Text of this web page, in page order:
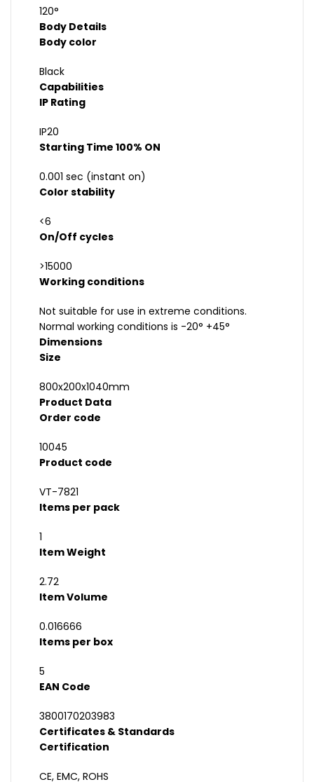
120°
Body Details
Body color
Black
Capabilities
IP Rating
IP20
Starting Time 100% ON
0.001 sec (instant on)
Color stability
<6
On/Off cycles
>15000
Working conditions
Not suitable for use in extreme conditions.
Normal working conditions is -20° +45°
Dimensions
Size
800x200x1040mm
Product Data
Order code
10045
Product code
VT-7821
Items per pack
1
Item Weight
2.72
Item Volume
0.016666
Items per box
5
EAN Code
3800170203983
Certificates & Standards
Certification
CE, EMC, ROHS